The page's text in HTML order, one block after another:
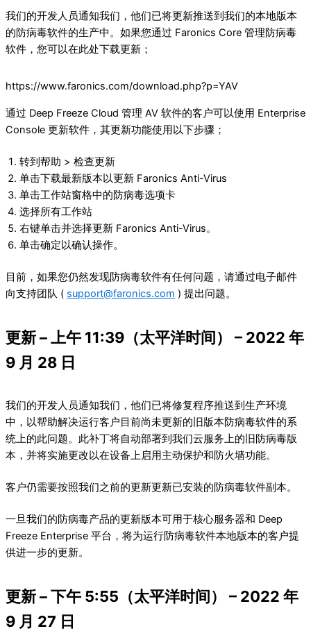
我们的开发人员通知我们，他们已将更新推送到我们的本地版本
的防病毒软件的生产中。如果您通过 Faronics Core 管理防病毒
软件，您可以在此处下载更新；
https://www.faronics.com/download.php?p=YAV
通过 Deep Freeze Cloud 管理 AV 软件的客户可以使用 Enterprise
Console 更新软件，其更新功能使用以下步骤；
转到帮助 > 检查更新
单击下载最新版本以更新 Faronics Anti-Virus
单击工作站窗格中的防病毒选项卡
选择所有工作站
右键单击并选择更新 Faronics Anti-Virus。
单击确定以确认操作。
目前，如果您仍然发现防病毒软件有任何问题，请通过电子邮件
向支持团队 ( support@faronics.com ) 提出问题。
更新 – 上午 11:39（太平洋时间） – 2022 年
9 月 28 日
我们的开发人员通知我们，他们已将修复程序推送到生产环境
中，以帮助解决运行客户目前尚未更新的旧版本防病毒软件的系
统上的此问题。此补丁将自动部署到我们云服务上的旧防病毒版
本，并将实施更改以在设备上启用主动保护和防火墙功能。
客户仍需要按照我们之前的更新更新已安装的防病毒软件副本。
一旦我们的防病毒产品的更新版本可用于核心服务器和 Deep
Freeze Enterprise 平台，将为运行防病毒软件本地版本的客户提
供进一步的更新。
更新 – 下午 5:55（太平洋时间） – 2022 年
9 月 27 日